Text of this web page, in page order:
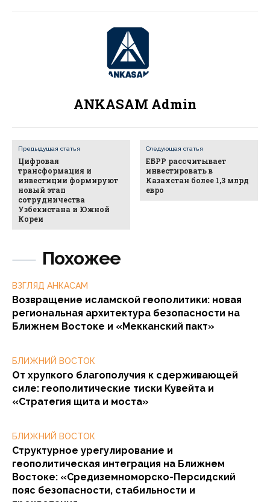
Похожее
ВЗГЛЯД АНКАСАМ
Возвращение исламской геополитики: новая
региональная архитектура безопасности на
Ближнем Востоке и «Мекканский пакт»
БЛИЖНИЙ ВОСТОК
От хрупкого благополучия к сдерживающей
силе: геополитические тиски Кувейта и
«Стратегия щита и моста»
БЛИЖНИЙ ВОСТОК
Структурное урегулирование и
геополитическая интеграция на Ближнем
Востоке: «Средиземноморско-Персидский
пояс безопасности, стабильности и
ANKASAM Admin
Предыдущая статья
Цифровая
трансформация и
инвестиции формируют
новый этап
сотрудничества
Узбекистана и Южной
Кореи
Следующая статья
ЕБРР рассчитывает
инвестировать в
Казахстан более 1,3 млрд
евро